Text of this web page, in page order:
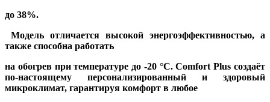
до 38%.
Модель отличается высокой энергоэффективностью, а
также способна работать
на обогрев при температуре до -20 °C. Comfort Plus создаёт
по-настоящему персонализированный и здоровый
микроклимат, гарантируя комфорт в любое